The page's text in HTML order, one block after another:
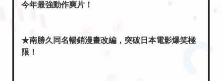
今年最強動作爽片！
★南勝久同名暢銷漫畫改編，突破日本電影爆笑極
限！